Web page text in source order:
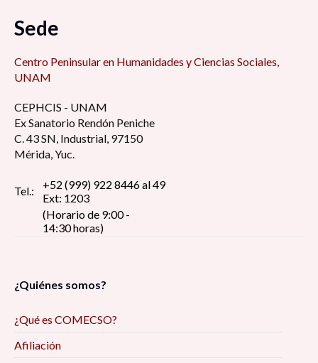
Sede
Centro Peninsular en Humanidades y Ciencias Sociales,
UNAM
CEPHCIS - UNAM
Ex Sanatorio Rendón Peniche
C. 43 SN, Industrial, 97150
Mérida, Yuc.
Tel.:
+52 (999) 922 8446 al 49
Ext: 1203
(Horario de 9:00 -
14:30 horas)
¿Quiénes somos?
¿Qué es COMECSO?
Afiliación